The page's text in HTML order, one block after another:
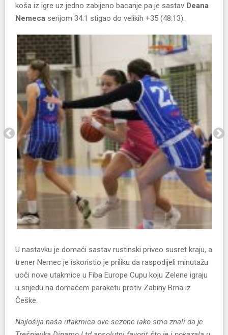
koša iz igre uz jedno zabijeno bacanje pa je sastav Deana
Nemeca serijom 34:1 stigao do velikih +35 (48:13).
U nastavku je domaći sastav rustinski priveo susret kraju, a
trener Nemec je iskoristio je priliku da raspodijeli minutažu
uoči nove utakmice u Fiba Europe Cupu koju Zelene igraju
u srijedu na domaćem paraketu protiv Zabiny Brna iz
Češke.
Najlošija naša utakmica ove sezone iako smo znali da je